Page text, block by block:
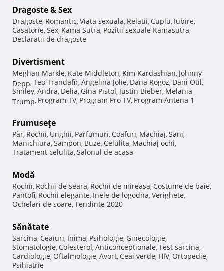
Dragoste & Sex
Dragoste, Romantic, Viata sexuala, Relatii, Cuplu, Iubire,
Casatorie, Sex, Kama Sutra, Pozitii sexuale Kamasutra,
Declaratii de dragoste
Divertisment
Meghan Markle, Kate Middleton, Kim Kardashian, Johnny
Depp, Teo Trandafir, Angelina Jolie, Dana Rogoz, Dani Otil,
Smiley, Andra, Delia, Gina Pistol, Justin Bieber, Melania
Trump, Program TV, Program Pro TV, Program Antena 1
Frumuseţe
Păr, Rochii, Unghii, Parfumuri, Coafuri, Machiaj, Sani,
Manichiura, Sampon, Buze, Celulita, Machiaj ochi,
Tratament celulita, Salonul de acasa
Modă
Rochii, Rochii de seara, Rochii de mireasa, Costume de baie,
Pantofi, Rochii elegante, Inele de logodna, Verighete,
Ochelari de soare, Tendinte 2020
Sănătate
Sarcina, Ceaiuri, Inima, Psihologie, Ginecologie,
Stomatologie, Colesterol, Anticonceptionale, Test sarcina,
Cardiologie, Oftalmologie, Avort, Ceai verde, HIV, Ortopedie,
Psihiatrie